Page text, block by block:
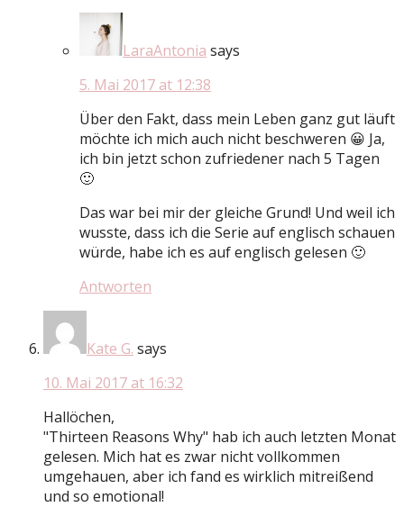
LaraAntonia says
5. Mai 2017 at 12:38
Über den Fakt, dass mein Leben ganz gut läuft
möchte ich mich auch nicht beschweren 😀 Ja,
ich bin jetzt schon zufriedener nach 5 Tagen
🙂
Das war bei mir der gleiche Grund! Und weil ich
wusste, dass ich die Serie auf englisch schauen
würde, habe ich es auf englisch gelesen 🙂
Antworten
Kate G. says
10. Mai 2017 at 16:32
Hallöchen,
"Thirteen Reasons Why" hab ich auch letzten Monat
gelesen. Mich hat es zwar nicht vollkommen
umgehauen, aber ich fand es wirklich mitreißend
und so emotional!